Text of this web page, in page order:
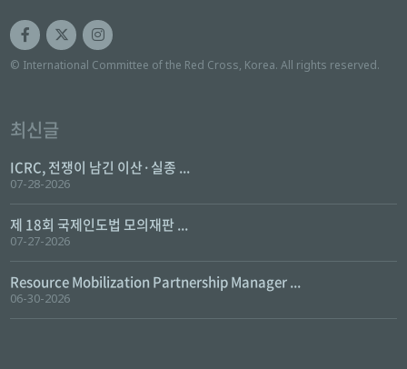
© International Committee of the Red Cross, Korea. All rights reserved.
최신글
ICRC, 전쟁이 남긴 이산·실종 ...
07-28-2026
제 18회 국제인도법 모의재판 ...
07-27-2026
Resource Mobilization Partnership Manager ...
06-30-2026